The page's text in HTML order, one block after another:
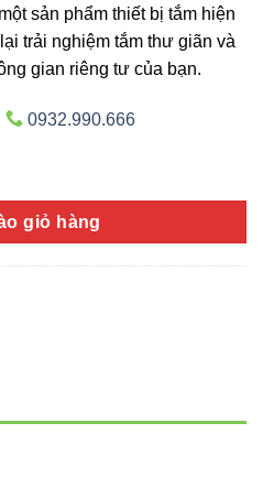
sản phẩm thiết bị tắm hiện
trải nghiệm tắm thư giãn và
gian riêng tư của bạn.
0932.990.666
giỏ hàng